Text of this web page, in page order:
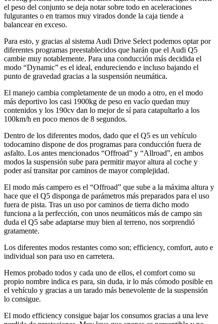
el peso del conjunto se deja notar sobre todo en aceleraciones
fulgurantes o en tramos muy virados donde la caja tiende a
balancear en exceso.
Para esto, y gracias al sistema Audi Drive Select podemos optar por
diferentes programas preestablecidos que harán que el Audi Q5
cambie muy notablemente. Para una conducción más decidida el
modo “Dynamic” es el ideal, endureciendo e incluso bajando el
punto de gravedad gracias a la suspensión neumática.
El manejo cambia completamente de un modo a otro, en el modo
más deportivo los casi 1900kg de peso en vacío quedan muy
contenidos y los 190cv dan lo mejor de sí para catapultarlo a los
100km/h en poco menos de 8 segundos.
Dentro de los diferentes modos, dado que el Q5 es un vehículo
todocamino dispone de dos programas para conducción fuera de
asfalto. Los antes mencionados “Offroad” y “Allroad”, en ambos
modos la suspensión sube para permitir mayor altura al coche y
poder así transitar por caminos de mayor complejidad.
El modo más campero es el “Offroad” que sube a la máxima altura y
hace que el Q5 disponga de parámetros más preparados para el uso
fuera de pista. Tras un uso por caminos de tierra dicho modo
funciona a la perfección, con unos neumáticos más de campo sin
duda el Q5 sabe adaptarse muy bien al terreno, nos sorprendió
gratamente.
Los diferentes modos restantes como son; efficiency, comfort, auto e
individual son para uso en carretera.
Hemos probado todos y cada uno de ellos, el comfort como su
propio nombre indica es para, sin duda, ir lo más cómodo posible en
el vehículo y gracias a un tarado más benevolente de la suspensión
lo consigue.
El modo efficiency consigue bajar los consumos gracias a una leve